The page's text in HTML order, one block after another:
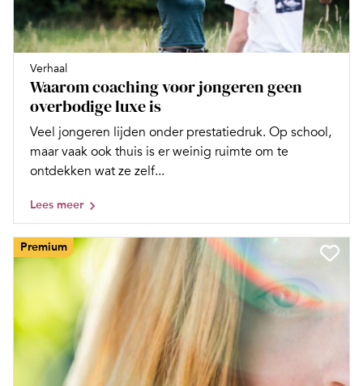
Verhaal
Waarom coaching voor jongeren geen
overbodige luxe is
Veel jongeren lijden onder prestatiedruk. Op school,
maar vaak ook thuis is er weinig ruimte om te
ontdekken wat ze zelf...
Lees meer
Premium